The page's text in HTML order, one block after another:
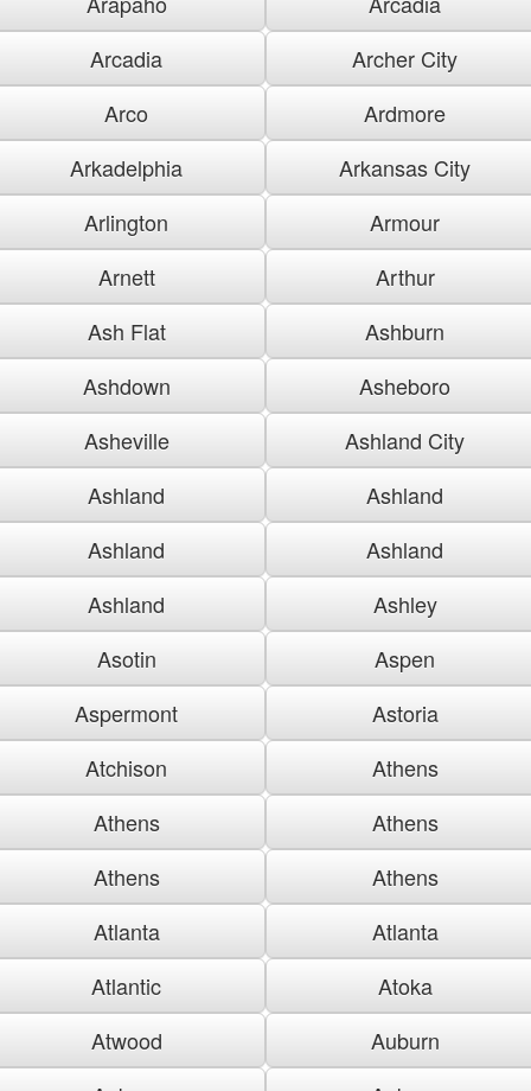
Arcadia
Archer City
Arco
Ardmore
Arkadelphia
Arkansas City
Arlington
Armour
Arnett
Arthur
Ash Flat
Ashburn
Ashdown
Asheboro
Asheville
Ashland City
Ashland
Ashland
Ashland
Ashland
Ashland
Ashley
Asotin
Aspen
Aspermont
Astoria
Atchison
Athens
Athens
Athens
Athens
Athens
Atlanta
Atlanta
Atlantic
Atoka
Atwood
Auburn